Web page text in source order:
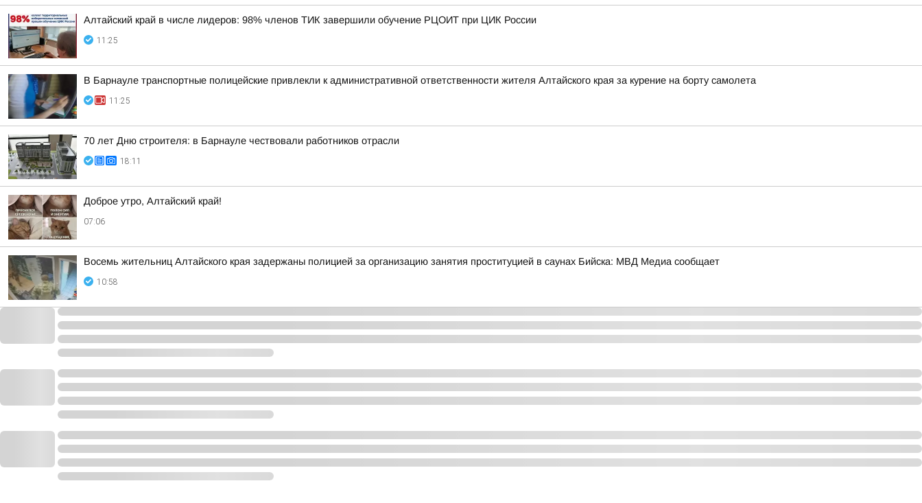
Алтайский край в числе лидеров: 98% членов ТИК завершили обучение РЦОИТ при ЦИК России
11:25
В Барнауле транспортные полицейские привлекли к административной ответственности жителя Алтайского края за курение на борту самолета
11:25
70 лет Дню строителя: в Барнауле чествовали работников отрасли
18:11
Доброе утро, Алтайский край!
07:06
Восемь жительниц Алтайского края задержаны полицией за организацию занятия проституцией в саунах Бийска: МВД Медиа сообщает
10:58